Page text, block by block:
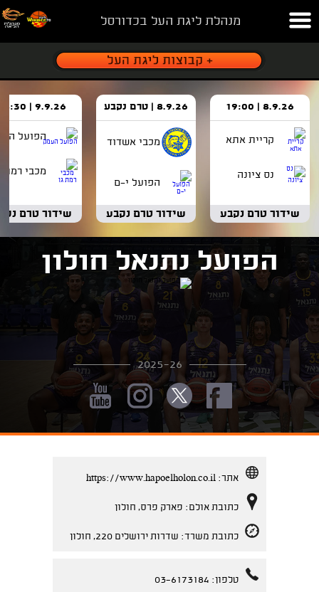
מנהלת ליגת העל בכדורסל
8.9.26 | 19:00
קריית אתא
נס ציונה
שידור טרם נקבע
8.9.26 | טרם נקבע
מכבי אשדוד
הפועל י-ם
שידור טרם נקבע
9.9.26 | 18:30
הפועל
מכבי רמת
שידור טרם
הפועל נתנאל חולון
2025-26
אתר: https://www.hapoelholon.co.il
כתובת אולם: פארק פרס, חולון
כתובת משרד: שדרות ירושלים 220, חולון
טלפון: 03-6173184